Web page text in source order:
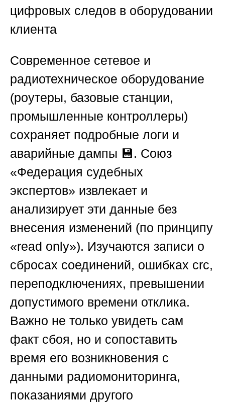
цифровых следов в оборудовании
клиента
Современное сетевое и
радиотехническое оборудование
(роутеры, базовые станции,
промышленные контроллеры)
сохраняет подробные логи и
аварийные дампы 💾. Союз
«Федерация судебных
экспертов» извлекает и
анализирует эти данные без
внесения изменений (по принципу
«read only»). Изучаются записи о
сбросах соединений, ошибках crc,
переподключениях, превышении
допустимого времени отклика.
Важно не только увидеть сам
факт сбоя, но и сопоставить
время его возникновения с
данными радиомониторинга,
показаниями другого